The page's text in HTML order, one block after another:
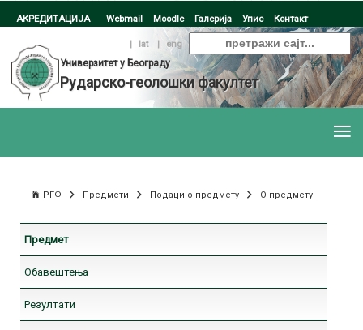
АКРЕДИТАЦИЈА Webmail Moodle Галерија Упис Контакт
| lat |
eng
Универзитет у Београду
Рударско-геолошки факултет
РГФ Предмети Подаци о предмету О предмету
Предмет
Обавештења
Резултати